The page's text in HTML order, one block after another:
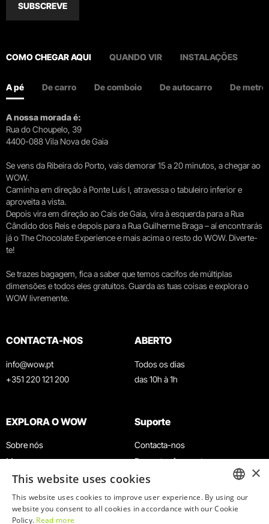
SUBSCREVE
COMO CHEGAR AQUI QUANDO VIR INSTALAÇÕES
A pé De carro De comboio De autocarro De metro
A nossa morada é:
Rua do Choupelo, 39
4400-088 Vila Nova de Gaia
Se vens da Ribeira do Porto, vais demorar 15 a 20 minutos, a chegar ao
WOW.
Caminha em direção à Ponte Luís I, atravessa o tabuleiro inferior e
aproveita a vista.
Depois vira em direção ao Cais de Gaia, vira à esquerda para a Rua
Cândido dos Reis e depois para a Rua Guilherme Braga – aí encontrarás
já o The Chocolate Experience e mais acima o resto do WOW. Diverte-
te!
Se trazes bagagem, fica a saber que temos cacifos de múltiplas
dimensões e todos eles gratuitos. Guarda as tuas coisas e explora o
WOW livremente.
CONTACTA-NOS
info@wow.pt
+351 220 121 200
ABERTO
Todos os dias
das 10h à 1h
EXPLORA O WOW
Sobre nós
Museus
Agenda
Notícias
Restaurantes
Suporte
Contacta-nos
Perguntas frequentes
Termos e Condições
Política de privacidade e cookies
Trabalha connosco
ENGLISH
×
This website uses cookies
This website uses cookies to improve user experience. By using our
website you consent to all cookies in accordance with our Cookie
Policy. Read more